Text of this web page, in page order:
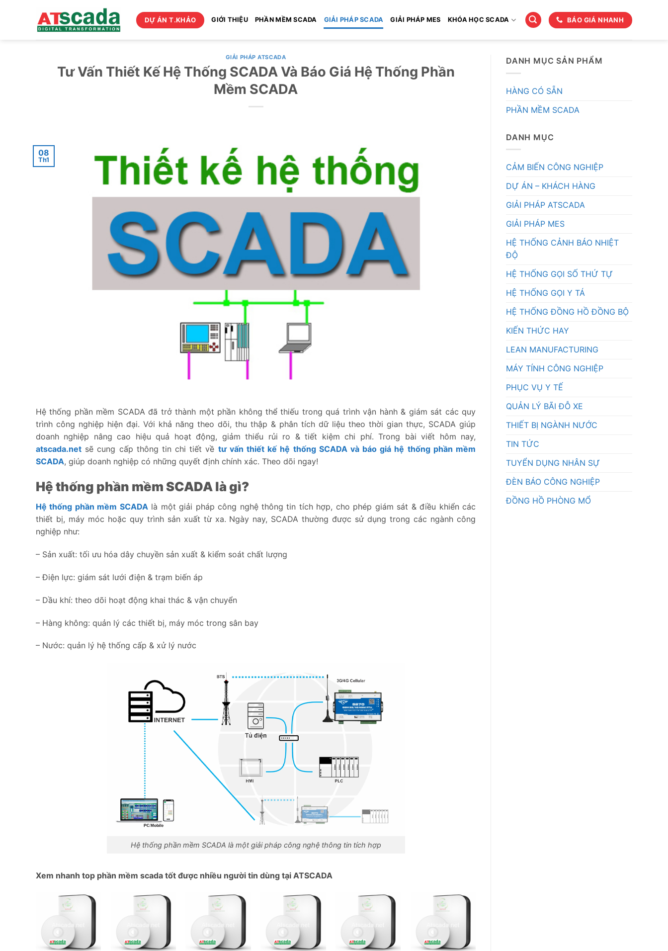
DỰ ÁN T.KHẢO GIỚI THIỆU PHẦN MỀM SCADA GIẢI PHÁP SCADA GIẢI PHÁP MES KHÓA HỌC SCADA BÁO GIÁ NHANH
GIẢI PHÁP ATSCADA
Tư Vấn Thiết Kế Hệ Thống SCADA Và Báo Giá Hệ Thống Phần
Mềm SCADA
08
Th1
Hệ thống phần mềm SCADA đã trở thành một phần không thể thiếu trong quá trình vận hành & giám sát các quy
trình công nghiệp hiện đại. Với khả năng theo dõi, thu thập & phân tích dữ liệu theo thời gian thực, SCADA giúp
doanh nghiệp nâng cao hiệu quả hoạt động, giảm thiểu rủi ro & tiết kiệm chi phí. Trong bài viết hôm nay,
atscada.net sẽ cung cấp thông tin chi tiết về tư vấn thiết kế hệ thống SCADA và báo giá hệ thống phần mềm
SCADA, giúp doanh nghiệp có những quyết định chính xác. Theo dõi ngay!
Hệ thống phần mềm SCADA là gì?
Hệ thống phần mềm SCADAlà một giải pháp công nghệ thông tin tích hợp, cho phép giám sát & điều khiển các
thiết bị, máy móc hoặc quy trình sản xuất từ xa. Ngày nay, SCADA thường được sử dụng trong các ngành công
nghiệp như:
– Sản xuất: tối ưu hóa dây chuyền sản xuất & kiểm soát chất lượng
– Điện lực: giám sát lưới điện & trạm biến áp
– Dầu khí: theo dõi hoạt động khai thác & vận chuyển
– Hàng không: quản lý các thiết bị, máy móc trong sân bay
– Nước: quản lý hệ thống cấp & xử lý nước
Hệ thống phần mềm SCADA là một giải pháp công nghệ thông tin tích hợp
Xem nhanh top phần mềm scada tốt được nhiều người tin dùng tại ATSCADA
DANH MỤC SẢN PHẨM
HÀNG CÓ SẴN
PHẦN MỀM SCADA
DANH MỤC
CẢM BIẾN CÔNG NGHIỆP
DỰ ÁN – KHÁCH HÀNG
GIẢI PHÁP ATSCADA
GIẢI PHÁP MES
HỆ THỐNG CẢNH BÁO NHIỆT
ĐỘ
HỆ THỐNG GỌI SỐ THỨ TỰ
HỆ THỐNG GỌI Y TÁ
HỆ THỐNG ĐỒNG HỒ ĐỒNG BỘ
KIẾN THỨC HAY
LEAN MANUFACTURING
MÁY TÍNH CÔNG NGHIỆP
PHỤC VỤ Y TẾ
QUẢN LÝ BÃI ĐỖ XE
THIẾT BỊ NGÀNH NƯỚC
TIN TỨC
TUYỂN DỤNG NHÂN SỰ
ĐÈN BÁO CÔNG NGHIỆP
ĐỒNG HỒ PHÒNG MỔ